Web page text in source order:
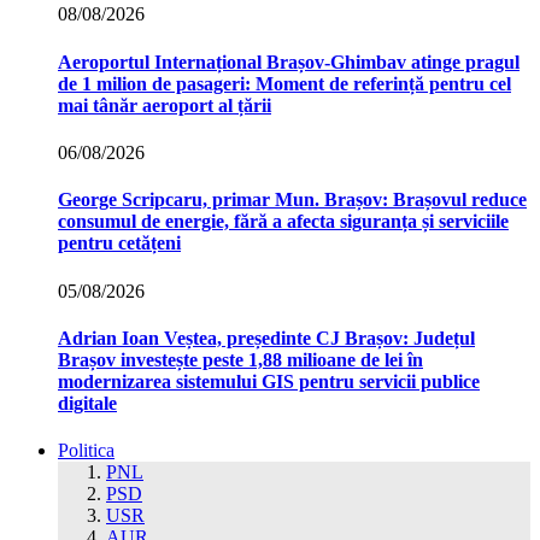
08/08/2026
Aeroportul Internațional Brașov‑Ghimbav atinge pragul
de 1 milion de pasageri: Moment de referință pentru cel
mai tânăr aeroport al țării
06/08/2026
George Scripcaru, primar Mun. Brașov: Brașovul reduce
consumul de energie, fără a afecta siguranța și serviciile
pentru cetățeni
05/08/2026
Adrian Ioan Veștea, președinte CJ Brașov: Județul
Brașov investește peste 1,88 milioane de lei în
modernizarea sistemului GIS pentru servicii publice
digitale
Politica
PNL
PSD
USR